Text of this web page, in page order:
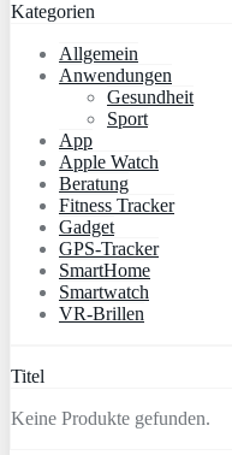
Kategorien
Allgemein
Anwendungen
Gesundheit
Sport
App
Apple Watch
Beratung
Fitness Tracker
Gadget
GPS-Tracker
SmartHome
Smartwatch
VR-Brillen
Titel
Keine Produkte gefunden.